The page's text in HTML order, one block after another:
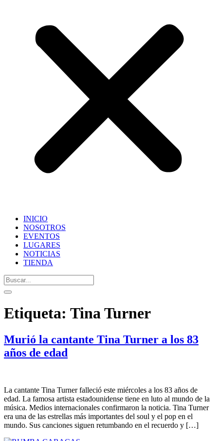
INICIO
NOSOTROS
EVENTOS
LUGARES
NOTICIAS
TIENDA
Etiqueta: Tina Turner
Murió la cantante Tina Turner a los 83
años de edad
La cantante Tina Turner falleció este miércoles a los 83 años de
edad. La famosa artista estadounidense tiene en luto al mundo de la
música. Medios internacionales confirmaron la noticia. Tina Turner
era una de las estrellas más importantes del soul y el pop en el
mundo. Sus canciones siguen retumbando en el recuerdo y […]